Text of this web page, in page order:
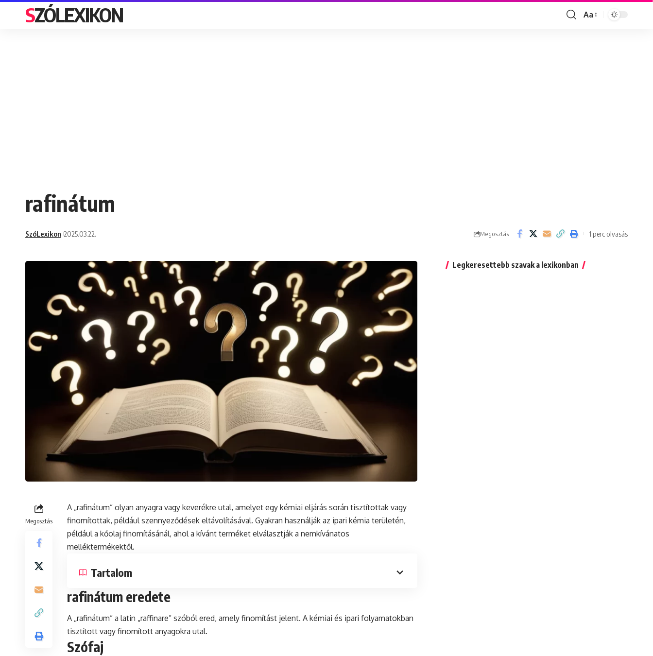
SZÓLEXIKON
Font
Aa
rafinátum
SzóLexikon 2025.03.22. Megosztás 1 perc olvasás
Megosztás
A „rafinátum” olyan anyagra vagy keverékre utal, amelyet egy kémiai eljárás során tisztítottak vagy
finomítottak, például szennyeződések eltávolításával. Gyakran használják az ipari kémia területén,
például a kőolaj finomításánál, ahol a kívánt terméket elválasztják a nemkívánatos
melléktermékektől.
Tartalom
rafinátum eredete
A „rafinátum” a latin „raffinare” szóból ered, amely finomítást jelent. A kémiai és ipari folyamatokban
tisztított vagy finomított anyagokra utal.
Szófaj
Legkeresettebb szavak a lexikonban